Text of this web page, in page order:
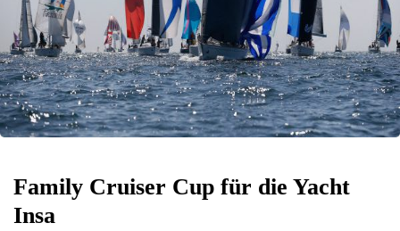
Family Cruiser Cup für die Yacht
Insa